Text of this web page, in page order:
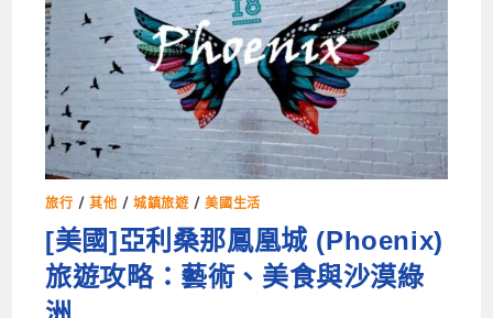
旅行 /其他 /城鎮旅遊/美國生活
[美國]亞利桑那鳳凰城 (Phoenix)
旅遊攻略：藝術、美食與沙漠綠